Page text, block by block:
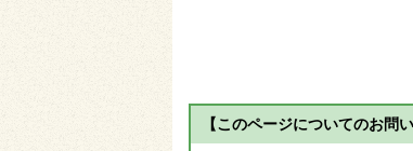
【このページについてのお問